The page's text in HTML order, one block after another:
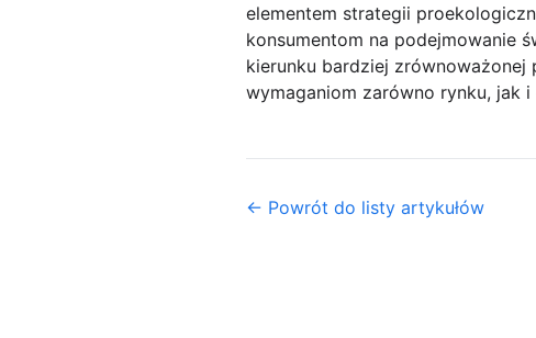
elementem strategii
konsumentom na podejmowanie
kierunku bardziej
wymaganiom zarówno rynku, jak
← Powrót do listy artykułów